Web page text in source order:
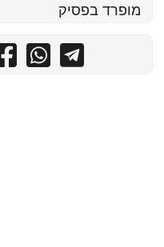
מופרד בפסיק